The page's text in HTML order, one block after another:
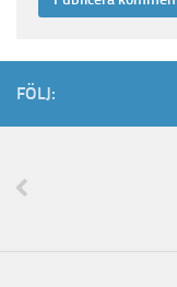
FÖLJ: